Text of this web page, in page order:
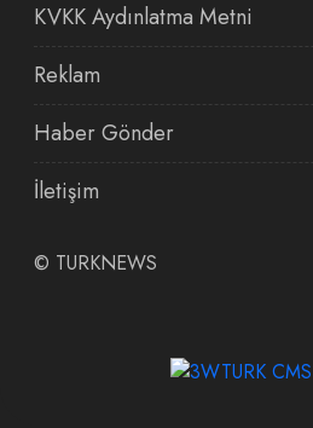
KVKK Aydınlatma Metni
Reklam
Haber Gönder
İletişim
© TURKNEWS